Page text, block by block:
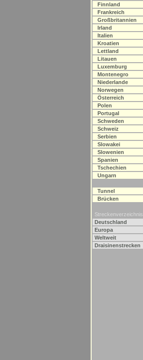
Finnland
Frankreich
Großbritannien
Irland
Italien
Kroatien
Lettland
Litauen
Luxemburg
Montenegro
Niederlande
Norwegen
Österreich
Polen
Portugal
Schweden
Schweiz
Serbien
Slowakei
Slowenien
Spanien
Tschechien
Ungarn
Tunnel
Brücken
Streckenverzeichnis
Deutschland
Europa
Weltweit
Draisinenstrecken